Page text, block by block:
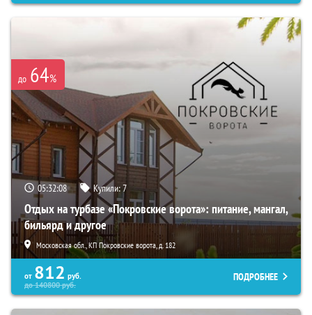
до 64%
05:32:07 Купили:7
Отдых на турбазе «Покровские ворота»: питание, мангал,
бильярд и другое
Московская обл., КП Покровские ворота, д. 182
от 812 руб.
до140800руб.
ПОДРОБНЕЕ